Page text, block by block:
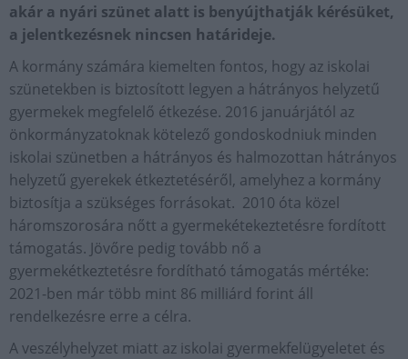
akár a nyári szünet alatt is benyújthatják kérésüket,
a jelentkezésnek nincsen határideje.
A kormány számára kiemelten fontos, hogy az iskolai
szünetekben is biztosított legyen a hátrányos helyzetű
gyermekek megfelelő étkezése. 2016 januárjától az
önkormányzatoknak kötelező gondoskodniuk minden
iskolai szünetben a hátrányos és halmozottan hátrányos
helyzetű gyerekek étkeztetéséről, amelyhez a kormány
biztosítja a szükséges forrásokat. 2010 óta közel
háromszorosára nőtt a gyermekétekeztetésre fordított
támogatás. Jövőre pedig tovább nő a
gyermekétkeztetésre fordítható támogatás mértéke:
2021-ben már több mint 86 milliárd forint áll
rendelkezésre erre a célra.
A veszélyhelyzet miatt az iskolai gyermekfelügyeletet és